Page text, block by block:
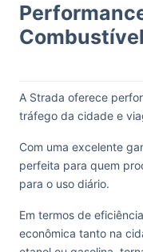
Combustível
A Strada oferece
tráfego da cidade e
Com uma excelente
perfeita para quem
para o uso diário.
Em termos de
econômica tanto na